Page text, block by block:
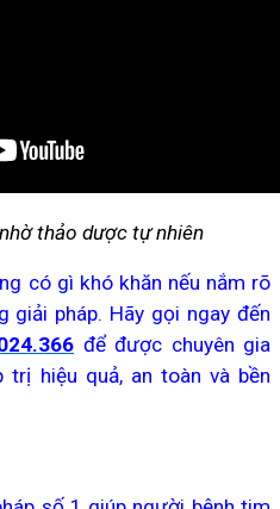
thảo dược tự nhiên
có gì khó khăn nếu nắm rõ
giải pháp. Hãy gọi ngay đến
để được chuyên gia
hiệu quả, an toàn và bền